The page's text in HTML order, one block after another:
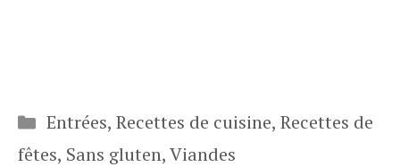
Catégories
Entrées, Recettes de cuisine, Recettes de
fêtes, Sans gluten,Viandes